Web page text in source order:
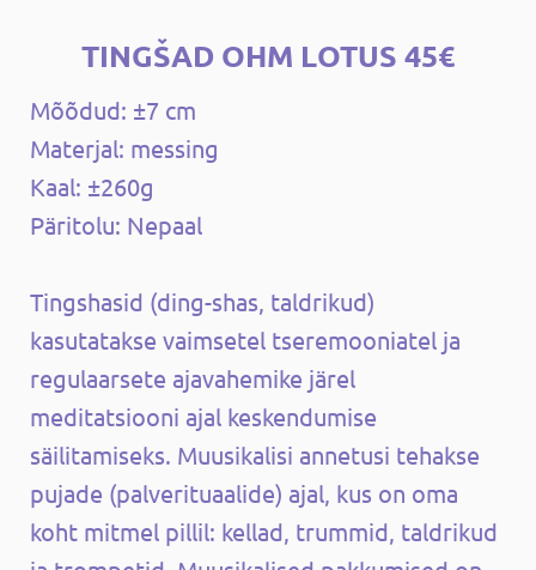
TINGŠAD OHM LOTUS 45€
Mõõdud: ±7 cm
Materjal: messing
Kaal: ±260g
Päritolu: Nepaal
Tingshasid (ding-shas, ​​taldrikud)
kasutatakse vaimsetel tseremooniatel ja
regulaarsete ajavahemike järel
meditatsiooni ajal keskendumise
säilitamiseks. Muusikalisi annetusi tehakse
pujade (palverituaalide) ajal, kus on oma
koht mitmel pillil: kellad, trummid, taldrikud